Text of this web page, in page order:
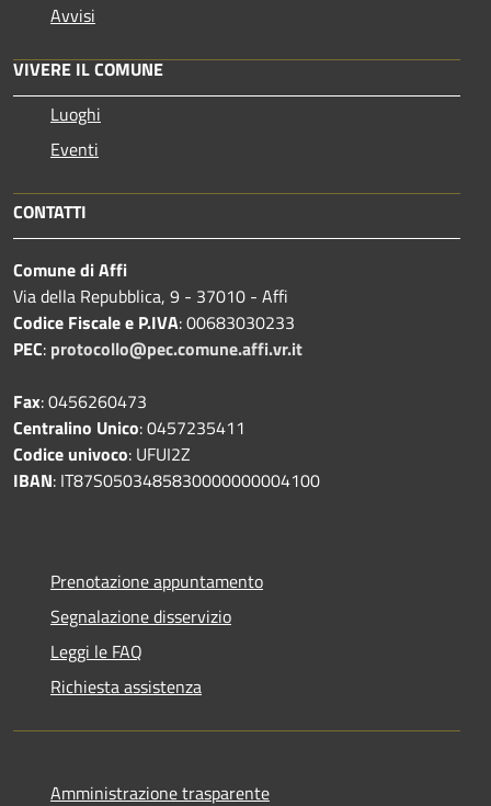
Avvisi
VIVERE IL COMUNE
Luoghi
Eventi
CONTATTI
Comune di Affi
Via della Repubblica, 9 - 37010 - Affi
Codice Fiscale e P.IVA: 00683030233
PEC: protocollo@pec.comune.affi.vr.it
Fax: 0456260473
Centralino Unico: 0457235411
Codice univoco: UFUI2Z
IBAN: IT87S0503485830000000004100
Prenotazione appuntamento
Segnalazione disservizio
Leggi le FAQ
Richiesta assistenza
Amministrazione trasparente